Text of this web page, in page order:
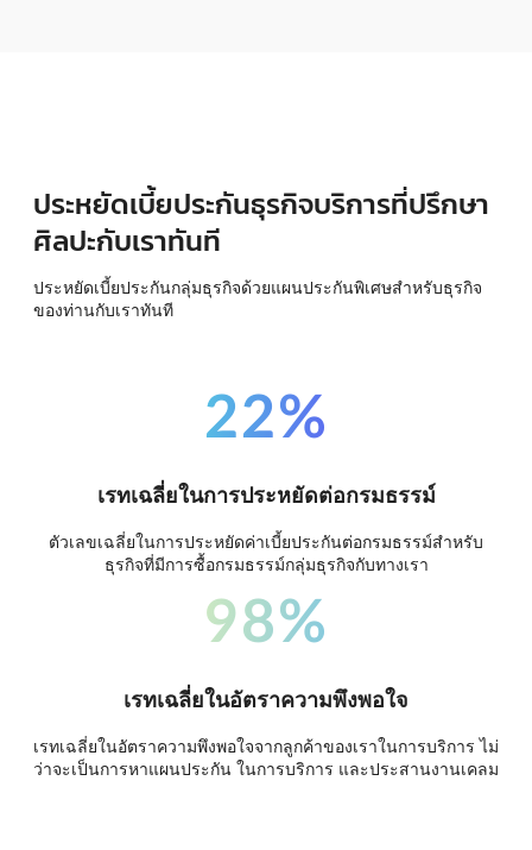
ประหยัดเบี้ยประกันธุรกิจบริการที่ปรึกษา
ศิลปะกับเราทันที
ประหยัดเบี้ยประกันกลุ่มธุรกิจด้วยแผนประกันพิเศษสำหรับธุรกิจ
ของท่านกับเราทันที
22%
เรทเฉลี่ยในการประหยัดต่อกรมธรรม์
ตัวเลขเฉลี่ยในการประหยัดค่าเบี้ยประกันต่อกรมธรรม์สำหรับ
ธุรกิจที่มีการซื้อกรมธรรม์กลุ่มธุรกิจกับทางเรา
98%
เรทเฉลี่ยในอัตราความพึงพอใจ
เรทเฉลี่ยในอัตราความพึงพอใจจากลูกค้าของเราในการบริการ ไม่
ว่าจะเป็นการหาแผนประกัน ในการบริการ และประสานงานเคลม